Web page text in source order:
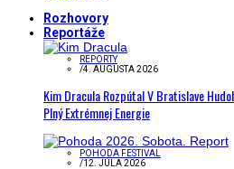
Rozhovory
Reportáže
REPORTY
/4. AUGUSTA 2026
Kim Dracula Rozpútal V Bratislave
Plný Extrémnej Energie
POHODA FESTIVAL
/12. JÚLA 2026